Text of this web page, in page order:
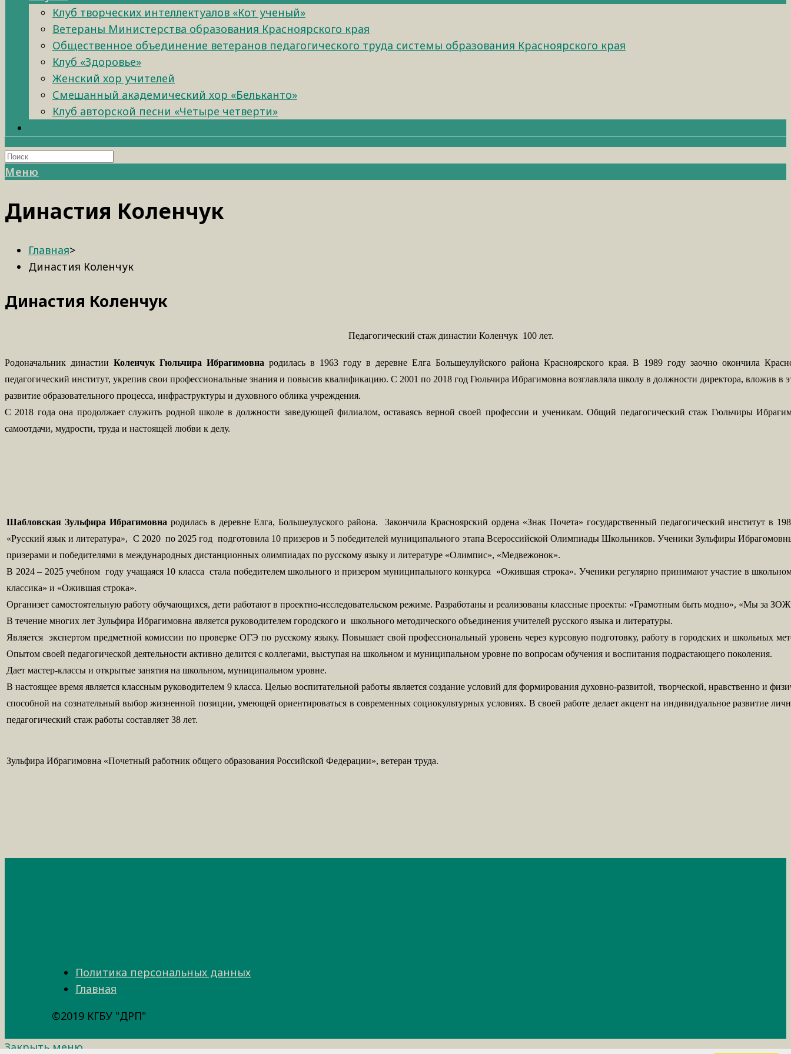
Клуб творческих интеллектуалов «Кот ученый»
Ветераны Министерства образования Красноярского края
Общественное объединение ветеранов педагогического труда системы образования Красноярского края
Клуб «Здоровье»
Женский хор учителей
Смешанный академический хор «Бельканто»
Клуб авторской песни «Четыре четверти»
Меню
Династия Коленчук
Главная>
Династия Коленчук
Династия Коленчук
Педагогический стаж династии Коленчук 100 лет.
Родоначальник династии Коленчук Гюльчира Ибрагимовна родилась в 1963 году в деревне Елга Большеулуйского района Красноярского края.В 1989 году заочно окончила
педагогический институт, укрепив свои профессиональные знания и повысив квалификацию. С 2001 по 2018 год Гюльчира Ибрагимовна возглавляла школу в должности директора, вложив в
развитие образовательного процесса, инфраструктуры и духовного облика учреждения.
С 2018 года она продолжает служить родной школе в должности заведующей филиалом, оставаясь верной своей профессии и ученикам. Общий педагогический стаж Гюльчиры
самоотдачи, мудрости, труда и настоящей любви к делу.
Шабловская Зульфира Ибрагимовна родилась в деревне Елга, Большеулуского района. Закончила Красноярский ордена «Знак Почета» государственный педагогический институт в
«Русский язык и литература», С 2020 по 2025 год подготовила 10 призеров и 5 победителей муниципального этапа Всероссийской Олимпиады Школьников. Ученики Зульфиры
призерами и победителями в международных дистанционных олимпиадах по русскому языку и литературе «Олимпис», «Медвежонок».
В 2024 – 2025 учебном году учащаяся 10 класса стала победителем школьного и призером муниципального конкурса «Ожившая строка». Ученики регулярно принимают участие в
классика» и «Ожившая строка».
Организет самостоятельную работу обучающихся, дети работают в проектно-исследовательском режиме. Разработаны и реализованы классные проекты: «Грамотным быть модно», «Мы за
В течение многих лет Зульфира Ибрагимовна является руководителем городского и школьного методического объединения учителей русского языка и литературы.
Является экспертом предметной комиссии по проверке ОГЭ по русскому языку. Повышает свой профессиональный уровень через курсовую подготовку, работу в городских и школьных
Опытом своей педагогической деятельности активно делится с коллегами, выступая на школьном и муниципальном уровне по вопросам обучения и воспитания подрастающего поколения.
Дает мастер-классы и открытые занятия на школьном, муниципальном уровне.
В настоящее время является классным руководителем 9 класса. Целью воспитательной работы является создание условий для формирования духовно-развитой, творческой, нравственно и
способной на сознательный выбор жизненной позиции, умеющей ориентироваться в современных социокультурных условиях. В своей работе делает акцент на индивидуальное развитие
педагогический стаж работы составляет 38 лет.
Зульфира Ибрагимовна «Почетный работник общего образования Российской Федерации», ветеран труда.
Политика персональных данных
Главная
©2019 КГБУ "ДРП"
Закрыть меню